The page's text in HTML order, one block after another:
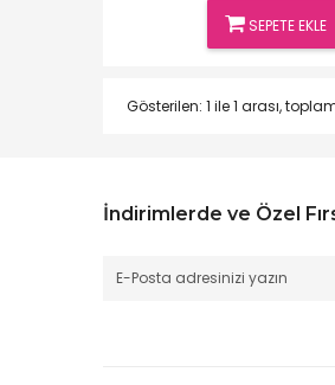
SEPETE EKLE
Gösterilen: 1 ile 1 arası,
İndirimlerde ve Özel